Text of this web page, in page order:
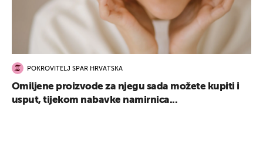
POKROVITELJ SPAR HRVATSKA
Omiljene proizvode za njegu sada možete kupiti i
usput, tijekom nabavke namirnica...